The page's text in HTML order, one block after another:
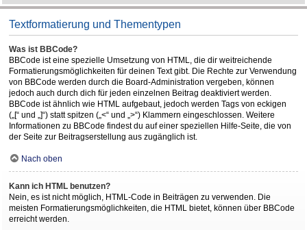
Textformatierung und Thementypen
Was ist BBCode?
BBCode ist eine spezielle Umsetzung von HTML, die dir weitreichende
Formatierungsmöglichkeiten für deinen Text gibt. Die Rechte zur Verwendung
von BBCode werden durch die Board-Administration vergeben, können
jedoch auch durch dich für jeden einzelnen Beitrag deaktiviert werden.
BBCode ist ähnlich wie HTML aufgebaut, jedoch werden Tags von eckigen
(„[“ und „]“) statt spitzen („<“ und „>“) Klammern eingeschlossen. Weitere
Informationen zu BBCode findest du auf einer speziellen Hilfe-Seite, die von
der Seite zur Beitragserstellung aus zugänglich ist.
Nach oben
Kann ich HTML benutzen?
Nein, es ist nicht möglich, HTML-Code in Beiträgen zu verwenden. Die
meisten Formatierungsmöglichkeiten, die HTML bietet, können über BBCode
erreicht werden.